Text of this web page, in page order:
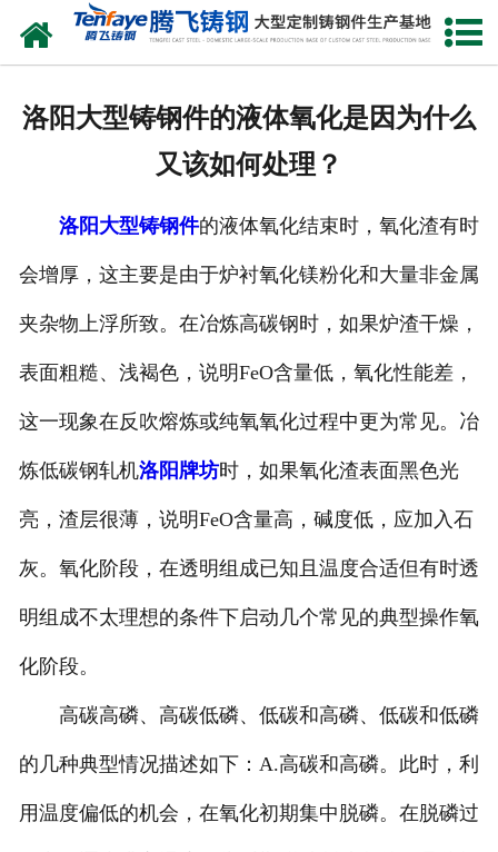
网站首页
生产能力
联系我们
洛阳大型铸钢件的液体氧化是因为什么
又该如何处理？
洛阳大型铸钢件的液体氧化结束时，氧化渣有时
会增厚，这主要是由于炉衬氧化镁粉化和大量非金属
夹杂物上浮所致。在冶炼高碳钢时，如果炉渣干燥，
表面粗糙、浅褐色，说明FeO含量低，氧化性能差，
这一现象在反吹熔炼或纯氧氧化过程中更为常见。冶
炼低碳钢轧机洛阳牌坊时，如果氧化渣表面黑色光
亮，渣层很薄，说明FeO含量高，碱度低，应加入石
灰。氧化阶段，在透明组成已知且温度合适但有时透
明组成不太理想的条件下启动几个常见的典型操作氧
化阶段。
高碳高磷、高碳低磷、低碳和高磷、低碳和低磷
的几种典型情况描述如下：A.高碳和高磷。此时，利
用温度偏低的机会，在氧化初期集中脱磷。在脱磷过